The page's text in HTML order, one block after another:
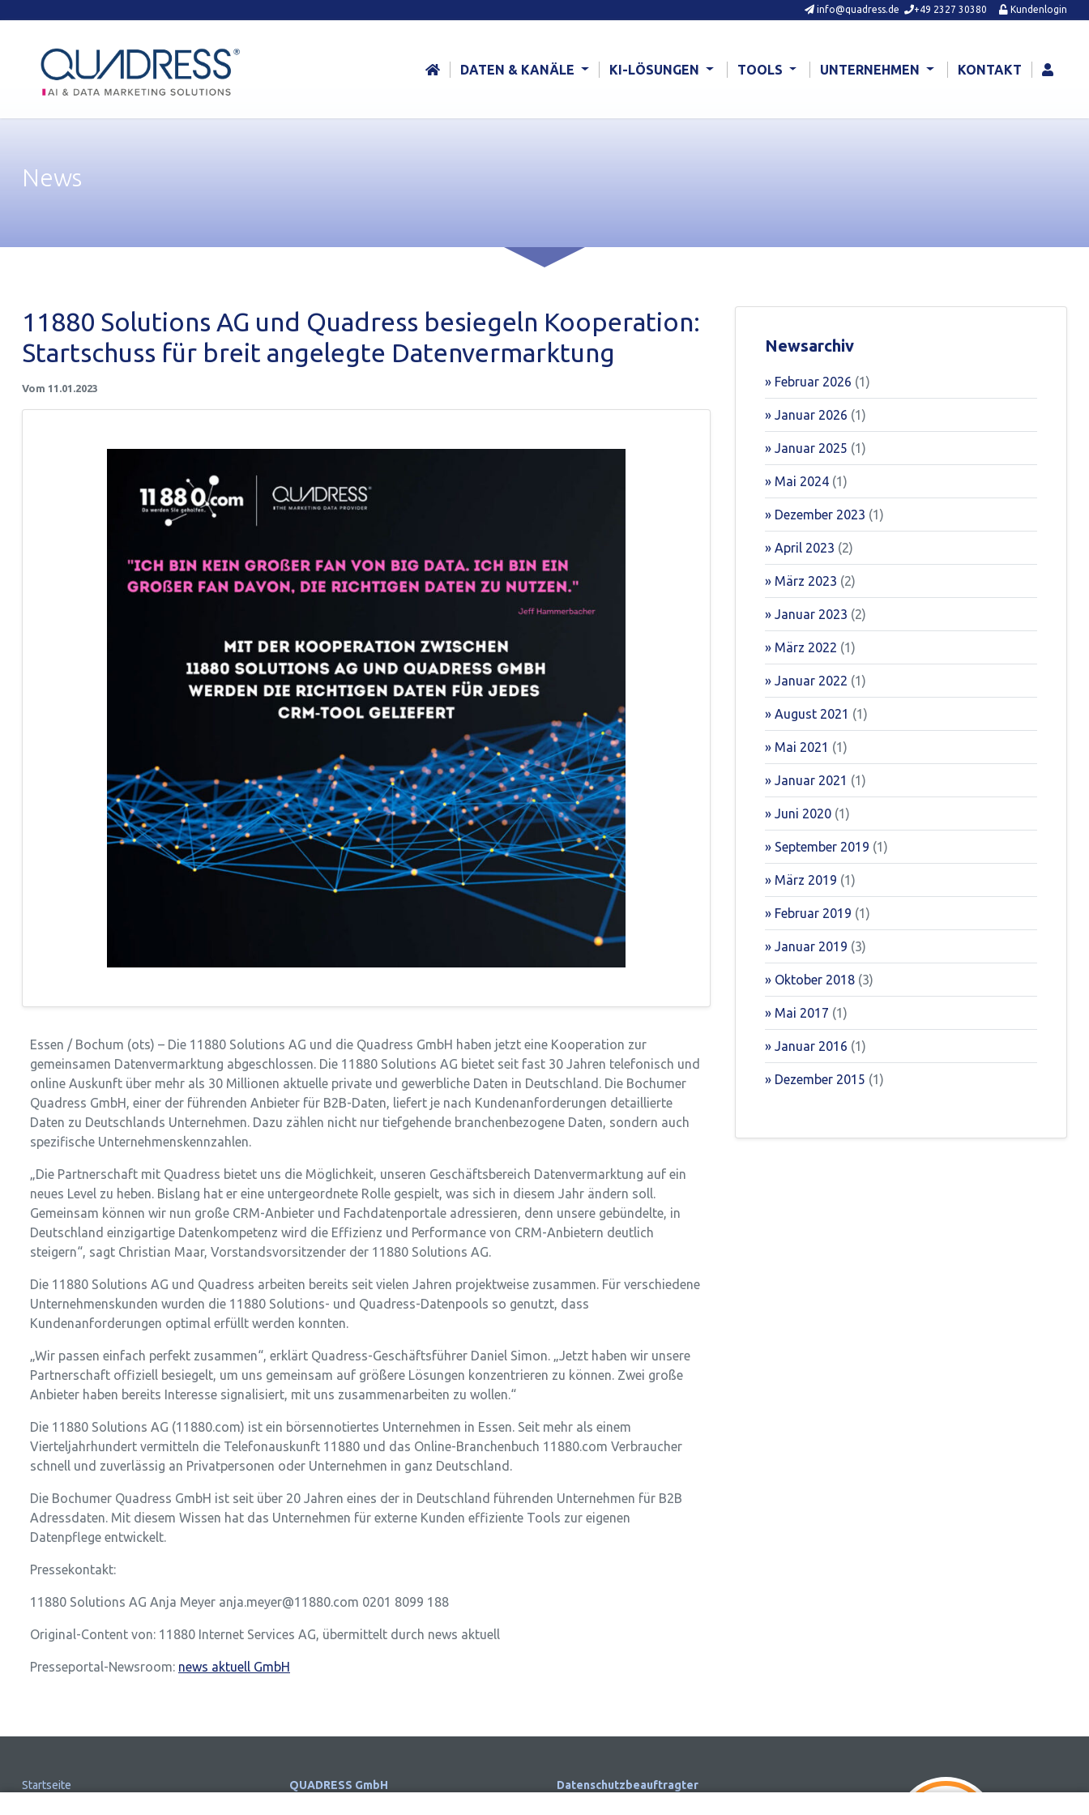
info@quadress.de +49 2327 30380 Kundenlogin
DATEN & KANÄLE KI-LÖSUNGEN TOOLS UNTERNEHMEN KONTAKT
News
11880 Solutions AG und Quadress besiegeln Kooperation:
Startschuss für breit angelegte Datenvermarktung
Vom 11.01.2023
Essen / Bochum (ots) – Die 11880 Solutions AG und die Quadress GmbH haben jetzt eine Kooperation zur
gemeinsamen Datenvermarktung abgeschlossen. Die 11880 Solutions AG bietet seit fast 30 Jahren telefonisch und
online Auskunft über mehr als 30 Millionen aktuelle private und gewerbliche Daten in Deutschland. Die Bochumer
Quadress GmbH, einer der führenden Anbieter für B2B-Daten, liefert je nach Kundenanforderungen detaillierte
Daten zu Deutschlands Unternehmen. Dazu zählen nicht nur tiefgehende branchenbezogene Daten, sondern auch
spezifische Unternehmenskennzahlen.
„Die Partnerschaft mit Quadress bietet uns die Möglichkeit, unseren Geschäftsbereich Datenvermarktung auf ein
neues Level zu heben. Bislang hat er eine untergeordnete Rolle gespielt, was sich in diesem Jahr ändern soll.
Gemeinsam können wir nun große CRM-Anbieter und Fachdatenportale adressieren, denn unsere gebündelte, in
Deutschland einzigartige Datenkompetenz wird die Effizienz und Performance von CRM-Anbietern deutlich
steigern“, sagt Christian Maar, Vorstandsvorsitzender der 11880 Solutions AG.
Die 11880 Solutions AG und Quadress arbeiten bereits seit vielen Jahren projektweise zusammen. Für verschiedene
Unternehmenskunden wurden die 11880 Solutions- und Quadress-Datenpools so genutzt, dass
Kundenanforderungen optimal erfüllt werden konnten.
„Wir passen einfach perfekt zusammen“, erklärt Quadress-Geschäftsführer Daniel Simon. „Jetzt haben wir unsere
Partnerschaft offiziell besiegelt, um uns gemeinsam auf größere Lösungen konzentrieren zu können. Zwei große
Anbieter haben bereits Interesse signalisiert, mit uns zusammenarbeiten zu wollen.“
Die 11880 Solutions AG (11880.com) ist ein börsennotiertes Unternehmen in Essen. Seit mehr als einem
Vierteljahrhundert vermitteln die Telefonauskunft 11880 und das Online-Branchenbuch 11880.com Verbraucher
schnell und zuverlässig an Privatpersonen oder Unternehmen in ganz Deutschland.
Die Bochumer Quadress GmbH ist seit über 20 Jahren eines der in Deutschland führenden Unternehmen für B2B
Adressdaten. Mit diesem Wissen hat das Unternehmen für externe Kunden effiziente Tools zur eigenen
Datenpflege entwickelt.
Pressekontakt:
11880 Solutions AG Anja Meyer anja.meyer@11880.com 0201 8099 188
Original-Content von: 11880 Internet Services AG, übermittelt durch news aktuell
Presseportal-Newsroom: news aktuell GmbH
Newsarchiv
Februar 2026 (1)
Januar 2026 (1)
Januar 2025 (1)
Mai 2024 (1)
Dezember 2023 (1)
April 2023 (2)
März 2023 (2)
Januar 2023 (2)
März 2022 (1)
Januar 2022 (1)
August 2021 (1)
Mai 2021 (1)
Januar 2021 (1)
Juni 2020 (1)
September 2019 (1)
März 2019 (1)
Februar 2019 (1)
Januar 2019 (3)
Oktober 2018 (3)
Mai 2017 (1)
Januar 2016 (1)
Dezember 2015 (1)
Startseite
QUADRESS GmbH Datenschutzbeauftragter